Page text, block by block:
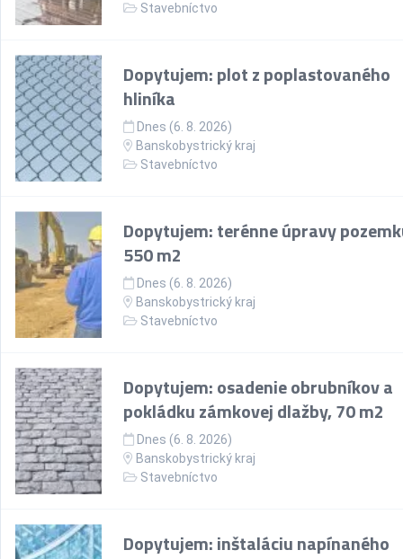
Stavebníctvo
Dopytujem: plot z poplastovaného
hliníka
Dnes (6. 8. 2026)
Banskobystrický kraj
Stavebníctvo
Dopytujem: terénne úpravy
550 m2
Dnes (6. 8. 2026)
Banskobystrický kraj
Stavebníctvo
Dopytujem: osadenie obrubníkov a
pokládku zámkovej dlažby, 70 m2
Dnes (6. 8. 2026)
Banskobystrický kraj
Stavebníctvo
Dopytujem: inštaláciu napínaného